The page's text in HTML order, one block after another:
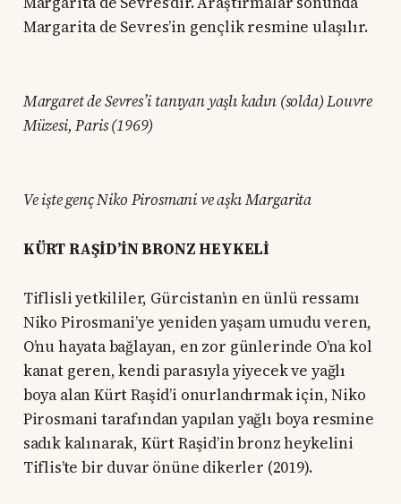
Margarita de Sevres’in gençlik resmine ulaşılır.
Margaret de Sevres’i tanıyan yaşlı kadın (solda) Louvre
Müzesi, Paris (1969)
Ve işte genç Niko Pirosmani ve aşkı Margarita
KÜRT RAŞİD’İN BRONZ HEYKELİ
Tiflisli yetkililer, Gürcistan’ın en ünlü ressamı
Niko Pirosmani’ye yeniden yaşam umudu veren,
O’nu hayata bağlayan, en zor günlerinde O’na kol
kanat geren, kendi parasıyla yiyecek ve yağlı
boya alan Kürt Raşid’i onurlandırmak için, Niko
Pirosmani tarafından yapılan yağlı boya resmine
sadık kalınarak, Kürt Raşid’in bronz heykelini
Tiflis’te bir duvar önüne dikerler (2019).